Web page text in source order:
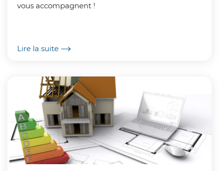
vous accompagnent !
Lire la suite